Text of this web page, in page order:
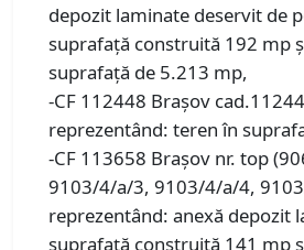
depozit laminate deservit de
suprafață construită 192 mp
suprafață de 5.213 mp,
-CF 112448 Brașov
reprezentând: teren în
-CF 113658 Brașov nr. top
9103/4/a/3, 9103/4/a/4,
reprezentând: anexă depozit
suprafață construită 141 mp